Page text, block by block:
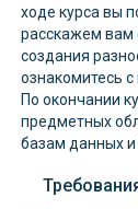
ходе курса вы
расскажем вам
создания
ознакомитесь
По окончании
предметных
базам данных